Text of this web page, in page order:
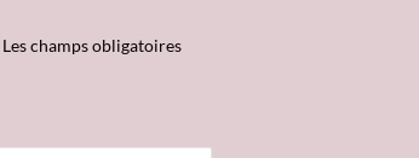
Les champs obligatoires